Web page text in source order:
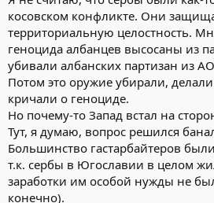
косовском конфликте. Они
территориальную целостность.
геноцида албанцев высосаны из
убивали албанских партизан из
Потом это оружие убирали,
кричали о геноциде.
Но почему-то Запад встал на
Тут, я думаю, вопрос решился
Большинство гастарбайтеров
т.к. сербы в Югославии в целом
заработки им особой нужды не
конечно).